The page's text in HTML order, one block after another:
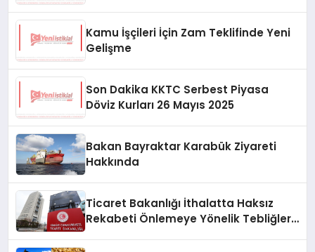
Kamu İşçileri İçin Zam Teklifinde Yeni
Gelişme
Son Dakika KKTC Serbest Piyasa
Döviz Kurları 26 Mayıs 2025
Bakan Bayraktar Karabük Ziyareti
Hakkında
Ticaret Bakanlığı İthalatta Haksız
Rekabeti Önlemeye Yönelik Tebliğleri